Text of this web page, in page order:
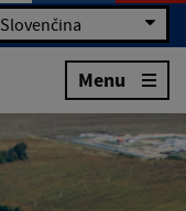
Slovenčina
Menu